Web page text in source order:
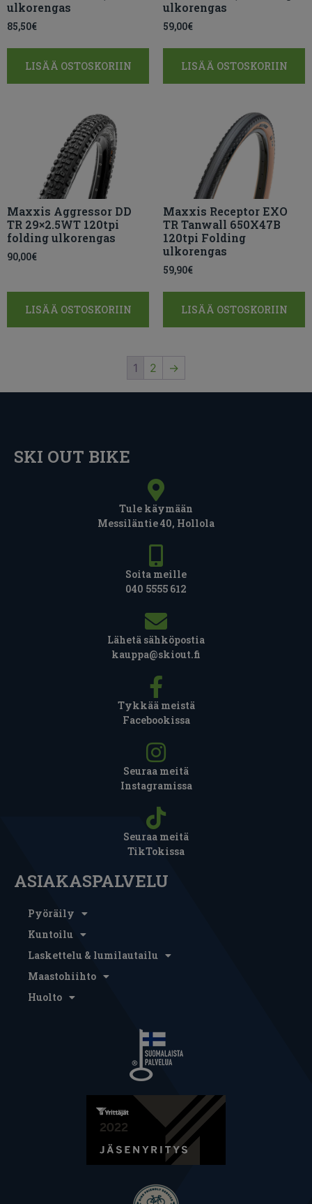
ulkorengas
85,50€
LISÄÄ OSTOSKORIIN
ulkorengas
59,00€
LISÄÄ OSTOSKORIIN
Maxxis Aggressor DD
TR 29×2.5WT 120tpi
folding ulkorengas
90,00€
LISÄÄ OSTOSKORIIN
Maxxis Receptor EXO
TR Tanwall 650X47B
120tpi Folding
ulkorengas
59,90€
LISÄÄ OSTOSKORIIN
1 2 →
SKI OUT BIKE
Tule käymään
Messiläntie 40, Hollola
Soita meille
040 5555 612
Lähetä sähköpostia
kauppa@skiout.fi
Tykkää meistä
Facebookissa
Seuraa meitä
Instagramissa
Seuraa meitä
TikTokissa
ASIAKASPALVELU
Pyöräily
Kuntoilu
Laskettelu & lumilautailu
Maastohiihto
Huolto